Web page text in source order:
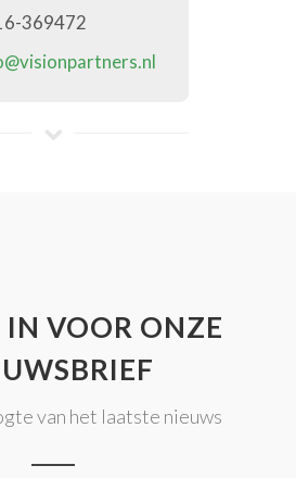
369472
IN VOOR ONZE
van het laatste nieuws